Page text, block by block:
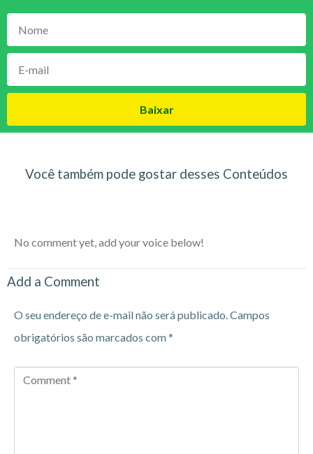
Baixar
Você também pode gostar desses Conteúdos
No comment yet, add your voice below!
Add a Comment
O seu endereço de e-mail não será publicado.Campos
obrigatórios são marcados com*
Comment